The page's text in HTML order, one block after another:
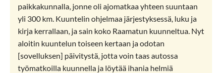
paikkakunnalla, jonne oli ajomatkaa yhteen suuntaan
yli 300 km. Kuuntelin ohjelmaa järjestyksessä, luku ja
kirja kerrallaan, ja sain koko Raamatun kuunneltua. Nyt
aloitin kuuntelun toiseen kertaan ja odotan
[sovelluksen] päivitystä, jotta voin taas autossa
työmatkoilla kuunnella ja löytää ihania helmiä